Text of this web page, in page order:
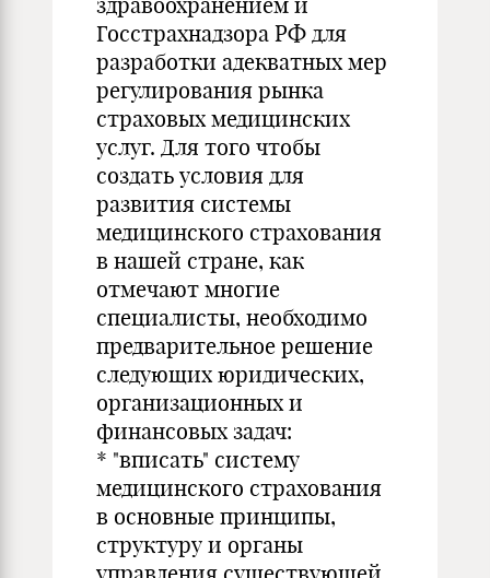
Госстрахнадзора РФ для
разработки адекватных мер
регулирования рынка
страховых медицинских
услуг. Для того чтобы
создать условия для
развития системы
медицинского страхования
в нашей стране, как
отмечают многие
специалисты, необходимо
предварительное решение
следующих юридических,
организационных и
финансовых задач:
* "вписать" систему
медицинского страхования
в основные принципы,
структуру и органы